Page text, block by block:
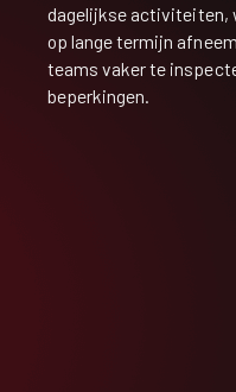
dagelijkse activiteiten,
op lange termijn
teams vaker te
beperkingen.